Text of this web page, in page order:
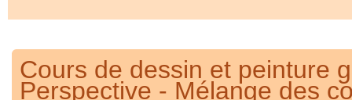
Cours de dessin et peinture
Perspective - Mélange des